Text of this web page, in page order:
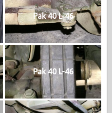
Pak 40 L-46
Pak 40 L-46